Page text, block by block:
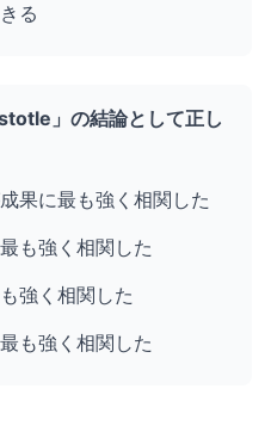
る
」の結論として正し
果に最も強く相関した
も強く相関した
強く相関した
も強く相関した